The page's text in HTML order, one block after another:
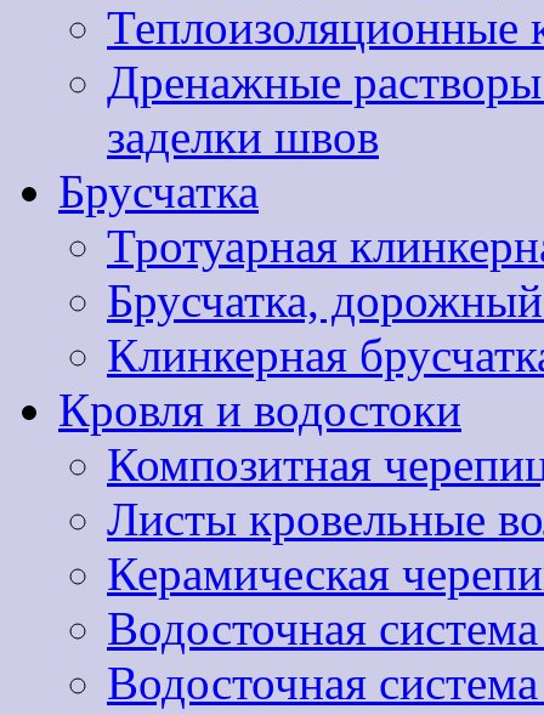
Теплоизоляционные
Дренажные
заделки швов
Брусчатка
Тротуарная
Брусчатка,
Клинкерная
Кровля и водостоки
Композитная
Листы кровельные
Керамическая
Водосточная
Водосточная